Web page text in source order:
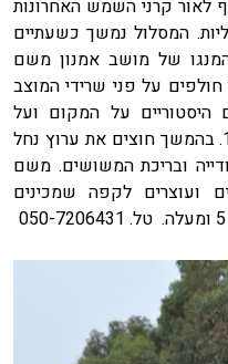
לאור קרני השמש האחרונות
המסלול נמשך כשעתיים
של מושב אמנון משם
על פני שרידי המוצב
היסטוריים על המקום ועל
ניסיונות ההתיישבות היהודית ב-1905. בהמשך חוצים את ערוץ נחל
ובריכת המשושים. משם
ועוצרים לקפה שמכינים